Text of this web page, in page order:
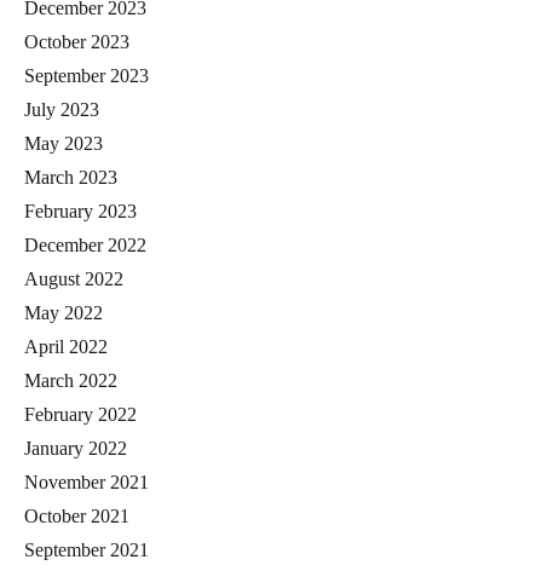
December 2023
October 2023
September 2023
July 2023
May 2023
March 2023
February 2023
December 2022
August 2022
May 2022
April 2022
March 2022
February 2022
January 2022
November 2021
October 2021
September 2021